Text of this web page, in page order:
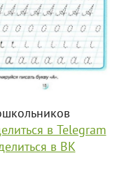
в Telegram
в ВК